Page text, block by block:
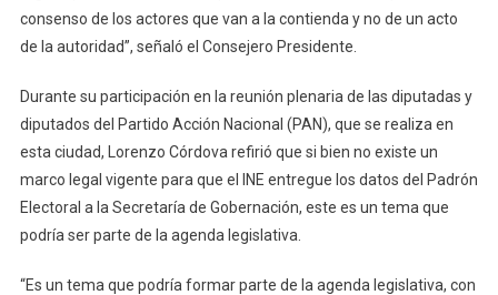
consenso de los actores que van a la contienda y no de un acto
de la autoridad”, señaló el Consejero Presidente.
Durante su participación en la reunión plenaria de las diputadas y
diputados del Partido Acción Nacional (PAN), que se realiza en
esta ciudad, Lorenzo Córdova refirió que si bien no existe un
marco legal vigente para que el INE entregue los datos del Padrón
Electoral a la Secretaría de Gobernación, este es un tema que
podría ser parte de la agenda legislativa.
“Es un tema que podría formar parte de la agenda legislativa, con